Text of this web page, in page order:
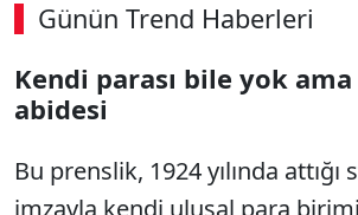
Günün Trend Haberleri
00:02 / 08:43
Kendi parası bile yok
abidesi
Bu prenslik, 1924 yılında
imzayla kendi ulusal para